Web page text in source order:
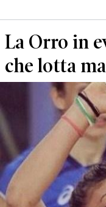
La Orro in
che lotta